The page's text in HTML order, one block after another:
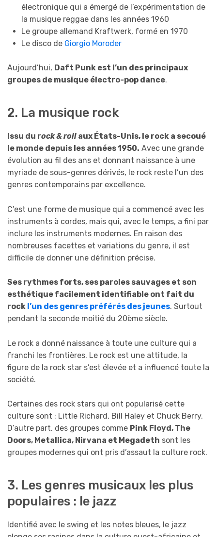
électronique qui a émergé de l’expérimentation de
la musique reggae dans les années 1960
Le groupe allemand Kraftwerk, formé en 1970
Le disco de Giorgio Moroder
Aujourd’hui, Daft Punk est l’un des principaux
groupes de musique électro-pop dance.
2. La musique rock
Issu du rock & roll aux États-Unis, le rock a secoué
le monde depuis les années 1950. Avec une grande
évolution au fil des ans et donnant naissance à une
myriade de sous-genres dérivés, le rock reste l’un des
genres contemporains par excellence.
C’est une forme de musique qui a commencé avec les
instruments à cordes, mais qui, avec le temps, a fini par
inclure les instruments modernes. En raison des
nombreuses facettes et variations du genre, il est
difficile de donner une définition précise.
Ses rythmes forts, ses paroles sauvages et son
esthétique facilement identifiable ont fait du
rock l’un des genres préférés des jeunes. Surtout
pendant la seconde moitié du 20ème siècle.
Le rock a donné naissance à toute une culture qui a
franchi les frontières. Le rock est une attitude, la
figure de la rock star s’est élevée et a influencé toute la
société.
Certaines des rock stars qui ont popularisé cette
culture sont : Little Richard, Bill Haley et Chuck Berry.
D’autre part, des groupes comme Pink Floyd, The
Doors, Metallica, Nirvana et Megadeth sont les
groupes modernes qui ont pris d’assaut la culture rock.
3. Les genres musicaux les plus
populaires : le jazz
Identifié avec le swing et les notes bleues, le jazz